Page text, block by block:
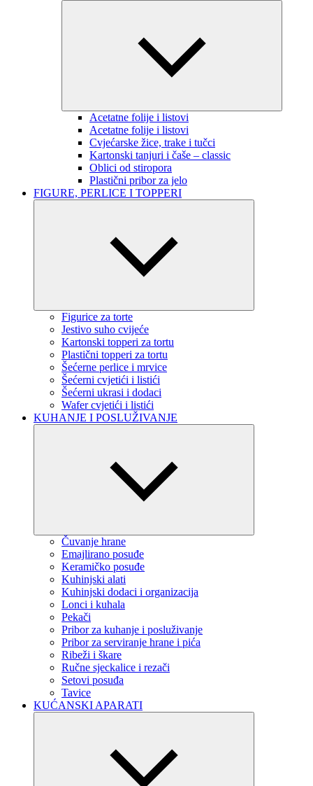
Acetatne folije i listovi
Acetatne folije i listovi
Cvjećarske žice, trake i tučci
Kartonski tanjuri i čaše – classic
Oblici od stiropora
Plastični pribor za jelo
FIGURE, PERLICE I TOPPERI
Figurice za torte
Jestivo suho cvijeće
Kartonski topperi za tortu
Plastični topperi za tortu
Šećerne perlice i mrvice
Šećerni cvjetići i listići
Šećerni ukrasi i dodaci
Wafer cvjetići i listići
KUHANJE I POSLUŽIVANJE
Čuvanje hrane
Emajlirano posuđe
Keramičko posuđe
Kuhinjski alati
Kuhinjski dodaci i organizacija
Lonci i kuhala
Pekači
Pribor za kuhanje i posluživanje
Pribor za serviranje hrane i pića
Ribeži i škare
Ručne sjeckalice i rezači
Setovi posuđa
Tavice
KUĆANSKI APARATI